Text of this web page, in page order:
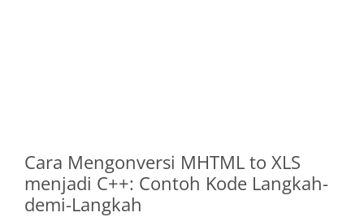
Cara Mengonversi MHTML to XLS
menjadi C++: Contoh Kode Langkah-
demi-Langkah